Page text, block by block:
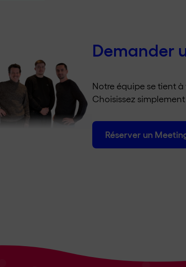
Demander
Notre équipe se tient
Choisissez
Réserver un